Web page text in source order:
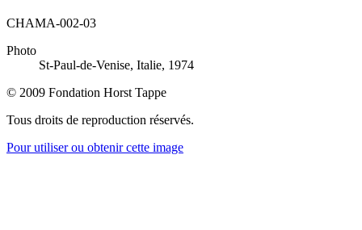
CHAMA-002-03
Photo
St-Paul-de-Venise, Italie, 1974
© 2009 Fondation Horst Tappe
Tous droits de reproduction réservés.
Pour utiliser ou obtenir cette image